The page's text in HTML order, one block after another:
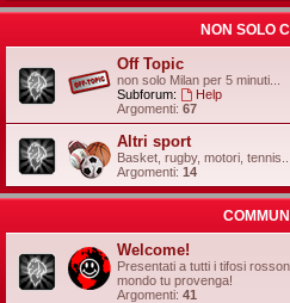
NON SOLO
Off Topic
non solo Milan per 5 minuti...
Subforum:
Help
Argomenti: 67
Altri sport
Basket, rugby, motori, tennis...
Argomenti: 14
Welcome!
Presentati a tutti i tifosi
mondo tu provenga!
Argomenti: 41